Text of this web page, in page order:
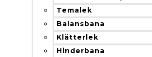
Temalek
Balansbana
Klätterlek
Hinderbana